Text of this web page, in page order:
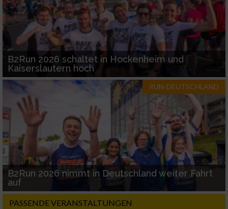
B2Run 2026 schaltet in Hockenheim und
Kaiserslautern hoch
RUN-DEUTSCHLAND
B2Run 2026 nimmt in Deutschland weiter Fahrt
auf
PASSENDE VERANSTALTUNGEN